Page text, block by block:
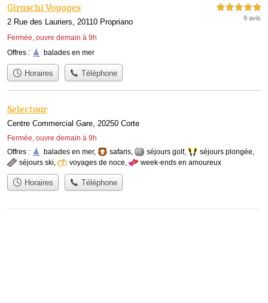
Giraschi Voyages
2 Rue des Lauriers, 20110 Propriano
Fermée, ouvre demain à 9h
5,0 étoiles sur 5
9 avis
Offres : balades en mer
Horaires Téléphone
Selectour
Centre Commercial Gare, 20250 Corte
Fermée, ouvre demain à 9h
Offres :
balades en mer, safaris séjours golf, séjours plongée
séjours ski
voyages de noce week-ends en amoureux
Horaires Téléphone